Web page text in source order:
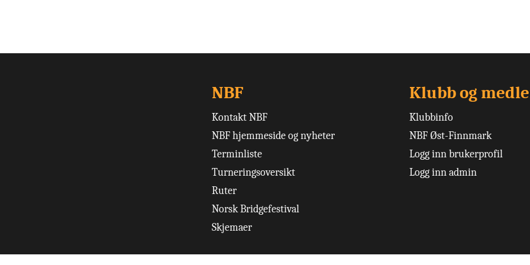
NBF
Kontakt NBF
NBF hjemmeside og nyheter
Terminliste
Turneringsoversikt
Ruter
Norsk Bridgefestival
Skjemaer
Klubb og
Klubbinfo
NBF Øst-Finnmark
Logg inn brukerprofil
Logg inn admin